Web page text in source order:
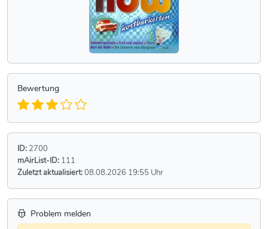
Bewertung
ID: 2700
mAirList-ID: 111
Zuletzt aktualisiert:08.08.2026 19:55 Uhr
Problem melden